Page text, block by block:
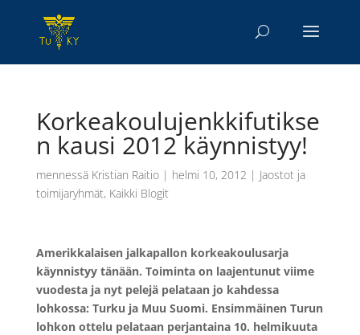
Korkeakoulujenkkifutikse
n kausi 2012 käynnistyy!
mennessä Kristian Raitio| helmi 10, 2012 | Jaostot ja
toimijaryhmät, Kaikki Blogit
Amerikkalaisen jalkapallon korkeakoulusarja
käynnistyy tänään. Toiminta on laajentunut viime
vuodesta ja nyt pelejä pelataan jo kahdessa
lohkossa: Turku ja Muu Suomi. Ensimmäinen Turun
lohkon ottelu pelataan perjantaina 10. helmikuuta